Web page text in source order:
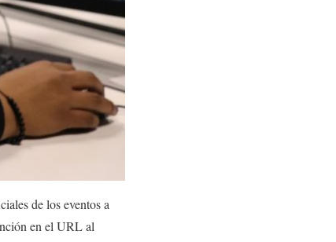
de los eventos a
en el URL al